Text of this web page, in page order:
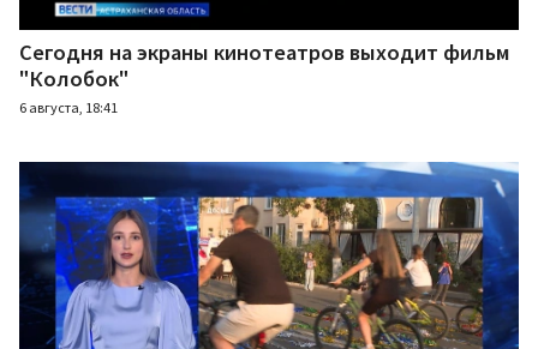
Сегодня на экраны кинотеатров выходит фильм
"Колобок"
6 августа, 18:41